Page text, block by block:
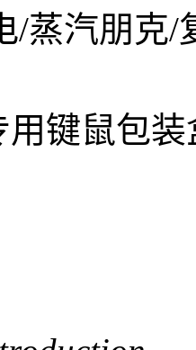
/蒸汽朋克
键鼠包装